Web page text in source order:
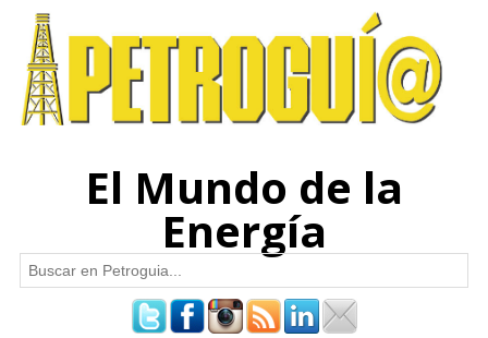
contenido
El Mundo de la
Energía
Formulario de búsqueda
Buscar